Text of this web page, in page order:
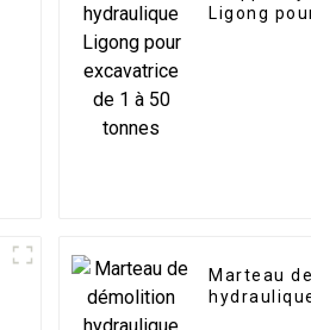
Ligong
Marteau